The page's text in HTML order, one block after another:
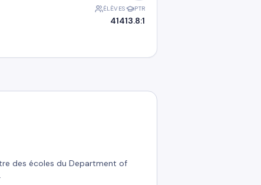
ÉLÈVES
414
PTR
13.8:1
des écoles du Department of